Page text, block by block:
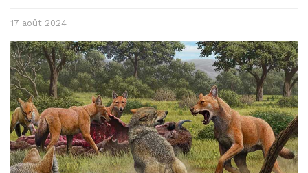
17 août 2024